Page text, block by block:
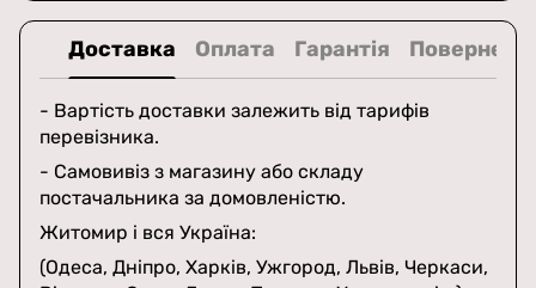
Доставка Оплата Гарантія
- Вартість доставки залежить від тарифів
перевізника.
- Самовивіз з магазину або складу
постачальника за домовленістю.
Житомир і вся Україна:
(Одеса, Дніпро, Харків, Ужгород, Львів, Черкаси,